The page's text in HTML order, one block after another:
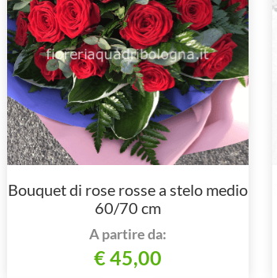
Bouquet di rose rosse a stelo medio
60/70 cm
A partire da:
€ 45,00